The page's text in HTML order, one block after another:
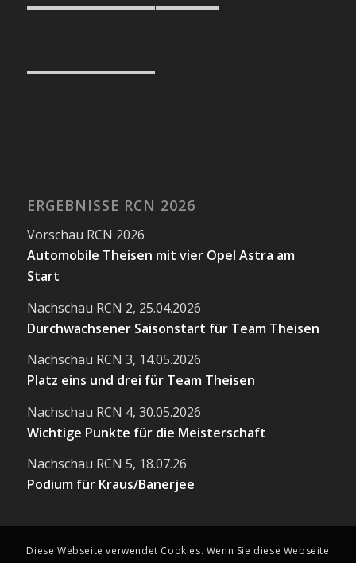
ERGEBNISSE RCN 2026
Vorschau RCN 2026
Automobile Theisen mit vier Opel Astra am
Start
Nachschau RCN 2, 25.04.2026
Durchwachsener Saisonstart für Team Theisen
Nachschau RCN 3, 14.05.2026
Platz eins und drei für Team Theisen
Nachschau RCN 4, 30.05.2026
Wichtige Punkte für die Meisterschaft
Nachschau RCN 5, 18.07.26
Podium für Kraus/Banerjee
Diese Webseite verwendet Cookies. Wenn Sie diese Webseite